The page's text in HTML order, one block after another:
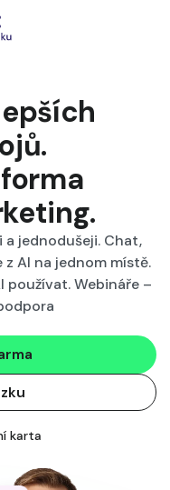
.
a jednodušeji. Chat,
AI na jednom místě.
používat. Webináře –
karta